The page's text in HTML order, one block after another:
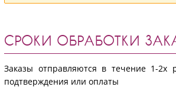
СРОКИ ОБРАБОТКИ
Заказы отправляются в течение 1-2х
подтверждения или оплаты